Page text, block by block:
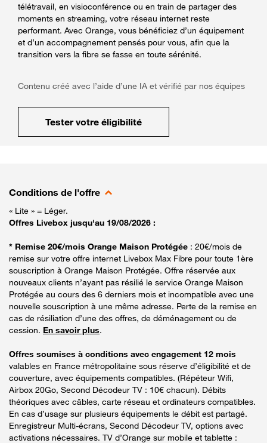
télétravail, en visioconférence ou en train de partager des
moments en streaming, votre réseau internet reste
performant. Avec Orange, vous bénéficiez d’un équipement
et d’un accompagnement pensés pour vous, afin que la
transition vers la fibre se fasse en toute sérénité.
Contenu créé avec l’aide d’une IA et vérifié par nos équipes
Tester votre éligibilité
Conditions de l'offre
« Lite » = Léger.
Offres Livebox jusqu'au 19/08/2026 :
* Remise 20€/mois Orange Maison Protégée : 20€/mois de
remise sur votre offre internet Livebox Max Fibre pour toute 1ère
souscription à Orange Maison Protégée. Offre réservée aux
nouveaux clients n’ayant pas résilié le service Orange Maison
Protégée au cours des 6 derniers mois et incompatible avec une
nouvelle souscription à une même adresse. Perte de la remise en
cas de résiliation d’une des offres, de déménagement ou de
cession. En savoir plus.
Offres soumises à conditions avec engagement 12 mois
valables en France métropolitaine sous réserve d’éligibilité et de
couverture, avec équipements compatibles. (Répéteur Wifi,
Airbox 20Go, Second Décodeur TV : 10€ chacun). Débits
théoriques avec câbles, carte réseau et ordinateurs compatibles.
En cas d’usage sur plusieurs équipements le débit est partagé.
Enregistreur Multi-écrans, Second Décodeur TV, options avec
activations nécessaires. TV d’Orange sur mobile et tablette :